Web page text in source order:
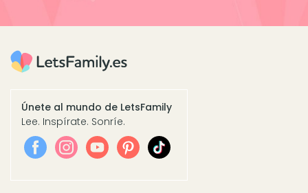
Únete al mundo de LetsFamily
Lee. Inspírate. Sonríe.